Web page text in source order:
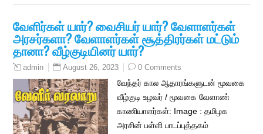
வேளிர்கள் யார்? வைசியர் யார்? வேளாளர்கள்
அரசர்களா? வேளாளர்கள் சூத்திரர்கள் மட்டும்
தானா? வீழ்குடியினர் யார்?
admin August 26, 2023 0 Comments
வேந்தர் கால ஆதாரங்களுடன் மூவகை
வீழ்குடி உழவர் / மூவகை வேளாண்
காணியாளர்கள்: Image : தமிழக
அரசின் பள்ளி பாடப்புத்தகம்